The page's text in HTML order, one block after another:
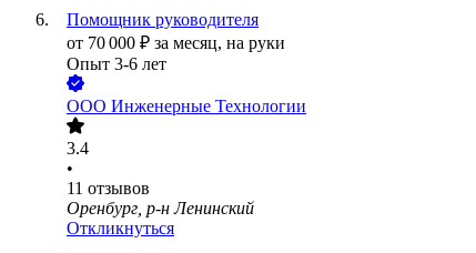
Помощник руководителя
от 70 000 ₽ за месяц, на руки
Опыт 3-6 лет
ООО Инженерные Технологии
3.4
•
11 отзывов
Оренбург, р-н Ленинский
Откликнуться